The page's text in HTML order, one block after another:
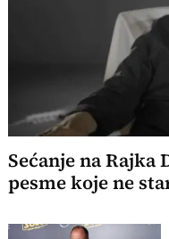
Sećanje na Rajka
pesme koje ne